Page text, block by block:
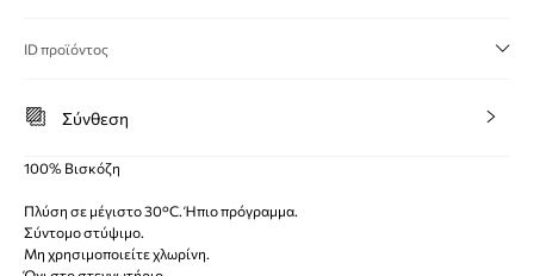
ID προϊόντος
Σύνθεση
100% Βισκόζη
Πλύση σε μέγιστο 30°C. Ήπιο πρόγραμμα.
Σύντομο στύψιμο.
Μη χρησιμοποιείτε χλωρίνη.